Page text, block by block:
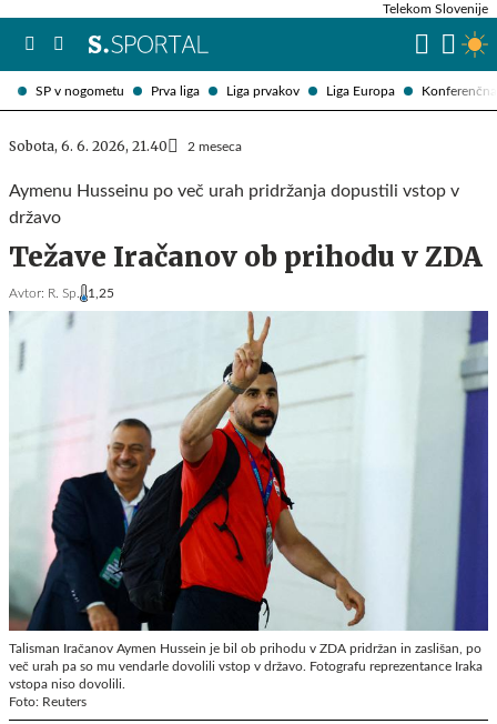
SP v nogometu Prva liga Liga prvakov Liga Europa
Telekom Slovenije
Sobota, 6. 6. 2026, 21.40 2 meseca
Aymenu Husseinu po več urah pridržanja dopustili vstop v
državo
Težave Iračanov ob prihodu v ZDA
Avtor: R. Sp. 1,25
Talisman Iračanov Aymen Hussein je bil ob prihodu v ZDA pridržan in zaslišan, po
več urah pa so mu vendarle dovolili vstop v državo. Fotografu reprezentance Iraka
vstopa niso dovolili.
Foto: Reuters